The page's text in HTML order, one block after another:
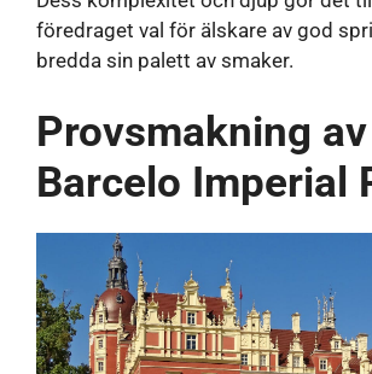
föredraget val för älskare av god
bredda sin palett av smaker.
Provsmakning av
Barcelo Imperial